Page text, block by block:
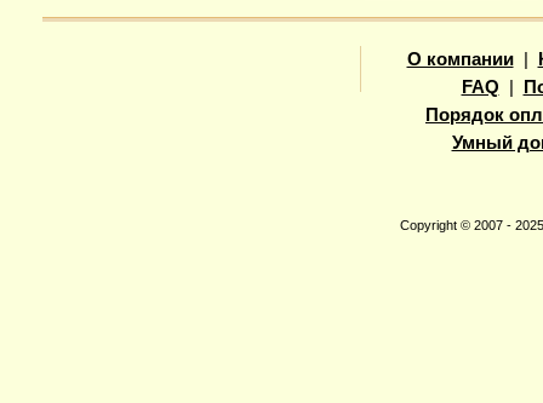
О компании|
FAQ
Порядок
Умный
Copyright © 2007 -